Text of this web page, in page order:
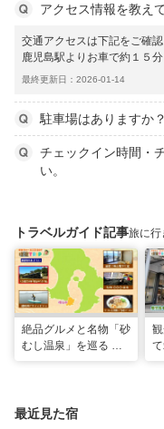
アクセス情報を教え
交通アクセスは下記をご確認
鹿児島駅よりお車で約１５分
最終更新日：2026-01-14
駐車場はありますか？
チェックイン時間・
い。
トラベルガイド記事旅に行
絶品グルメと名物「砂
むし温泉」を巡る 心
最近見た宿